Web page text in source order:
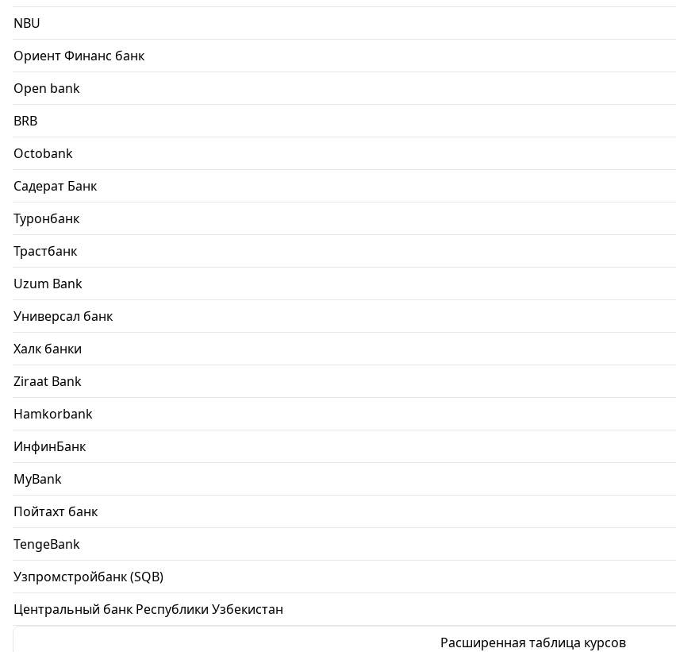
NBU
Ориент Финанс банк
Open bank
BRB
Octobank
Садерат Банк
Туронбанк
Трастбанк
Uzum Bank
Универсал банк
Халк банки
Ziraat Bank
Hamkorbank
ИнфинБанк
MyBank
Пойтахт банк
TengeBank
Узпромстройбанк (SQB)
Центральный банк Республики Узбекистан
Расширенная таблица курсов